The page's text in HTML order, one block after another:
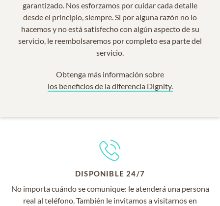
garantizado. Nos esforzamos por cuidar cada detalle
desde el principio, siempre. Si por alguna razón no lo
hacemos y no está satisfecho con algún aspecto de su
servicio, le reembolsaremos por completo esa parte del
servicio.
Obtenga más información sobre
los beneficios de la diferencia Dignity.
DISPONIBLE 24/7
No importa cuándo se comunique: le atenderá una persona
real al teléfono. También le invitamos a visitarnos en